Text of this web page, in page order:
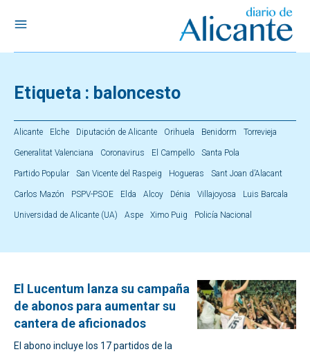
Etiqueta : baloncesto
Alicante Elche Diputación de Alicante Orihuela Benidorm Torrevieja
Generalitat Valenciana Coronavirus El Campello Santa Pola
Partido Popular San Vicente del Raspeig Hogueras Sant Joan d’Alacant
Carlos Mazón PSPV-PSOE Elda Alcoy Dénia Villajoyosa Luis Barcala
Universidad de Alicante (UA) Aspe Ximo Puig Policía Nacional
El Lucentum lanza su campaña
de abonos para aumentar su
cantera de aficionados
El abono incluye los 17 partidos de la